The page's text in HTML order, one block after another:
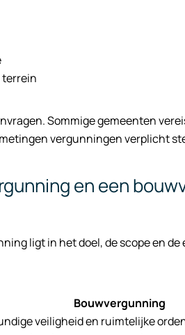
terrein
Sommige gemeenten
vergunningen verplicht
en een
ligt in het doel, de scope en
Bouwvergunning
veiligheid en ruimtelijke